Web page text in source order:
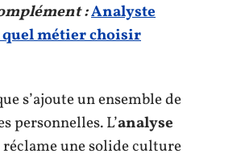
:Analyste
métier choisir
s’ajoute un ensemble de
personnelles. L’analyse
réclame une solide culture